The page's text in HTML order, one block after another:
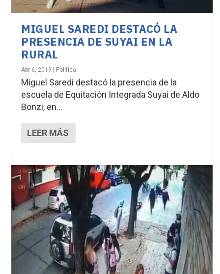
MIGUEL SAREDI DESTACÓ LA
PRESENCIA DE SUYAI EN LA
RURAL
Abr 6, 2019 Política
Miguel Saredi destacó la presencia de la
escuela de Equitación Integrada Suyai de Aldo
Bonzi, en...
LEER MÁS